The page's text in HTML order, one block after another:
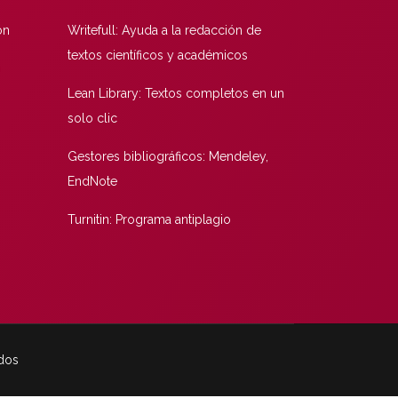
Writefull: Ayuda a la redacción de
textos científicos y académicos
Lean Library: Textos completos en un
solo clic
Gestores bibliográficos: Mendeley,
EndNote
Turnitin: Programa antiplagio